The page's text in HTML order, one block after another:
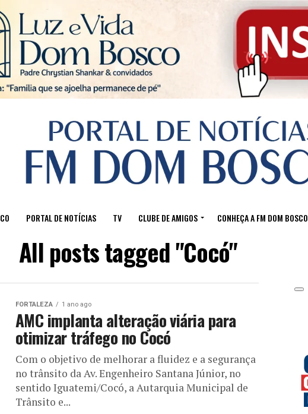
PORTAL DE NOTÍCIAS TV CLUBE DE AMIGOS CONHEÇA A FM DOM BOSCO
All posts tagged "Cocó"
FORTALEZA 1 ano ago
AMC implanta alteração viária para
otimizar tráfego no Cocó
Com o objetivo de melhorar a fluidez e a segurança
no trânsito da Av. Engenheiro Santana Júnior, no
sentido Iguatemi/Cocó, a Autarquia Municipal de
Trânsito e...
Sair da versão mobile